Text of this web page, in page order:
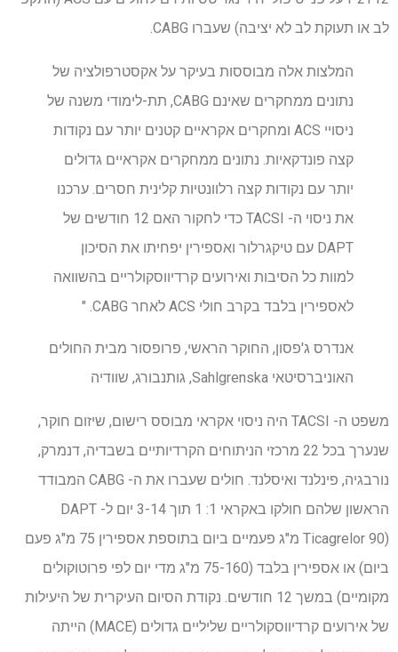
לב או תעוקת לב לא יציבה) שעברו CABG.
המלצות אלה מבוססות בעיקר על אקסטרפולציה של
נתונים ממחקרים שאינם CABG, תת-לימודי משנה של
ניסויי ACS ומחקרים אקראיים קטנים יותר עם נקודות
קצה פונדקאיות. נתונים ממחקרים אקראיים גדולים
יותר עם נקודות קצה רלוונטיות קלינית חסרים. ערכנו
את ניסוי ה- TACSI כדי לחקור האם 12 חודשים של
DAPT עם טיקגרלור ואספירין יפחיתו את הסיכון
למוות כל הסיבות ואירועים קרדיווסקולריים בהשוואה
לאספירין בלבד בקרב חולי ACS לאחר CABG. "
אנדרס ג'פסון, החוקר הראשי, פרופסור מבית החולים
האוניברסיטאי Sahlgrenska, גותנבורג, שוודיה
משפט ה- TACSI היה ניסוי אקראי מבוסס רישום, שיזום חוקר,
שנערך בכל 22 מרכזי הניתוחים הקרדיותיים בשבדיה, דנמרק,
נורבגיה, פינלנד ואיסלנד. חולים שעברו את ה- CABG המבודד
הראשון שלהם חולקו באקראי 1: 1 תוך 3-14 יום ל- DAPT
(Ticagrelor 90 מ"ג פעמיים ביום בתוספת אספירין 75 מ"ג פעם
ביום) או אספירין בלבד (75-160 מ"ג מדי יום לפי פרוטוקולים
מקומיים) במשך 12 חודשים. נקודת הסיום העיקרית של היעילות
של אירועים קרדיווסקולריים שליליים גדולים (MACE) הייתה